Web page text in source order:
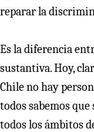
reparar la
Es la diferencia
sustantiva. Hoy,
Chile no hay
todos sabemos
todos los ámbitos